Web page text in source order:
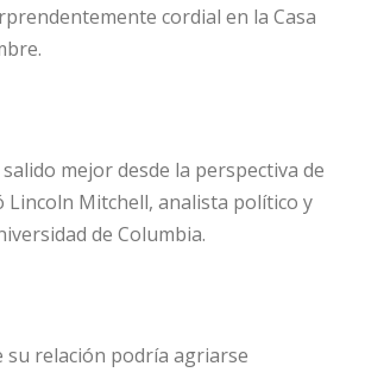
cordial en la Casa
mejor desde la perspectiva de
Lincoln Mitchell, analista político y
de Columbia.
su relación podría agriarse